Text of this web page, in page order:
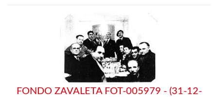
FONDO ZAVALETA FOT-005979 - (31-12-